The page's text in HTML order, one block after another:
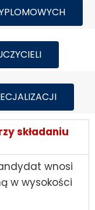
składaniu
wnosi
w wysokości